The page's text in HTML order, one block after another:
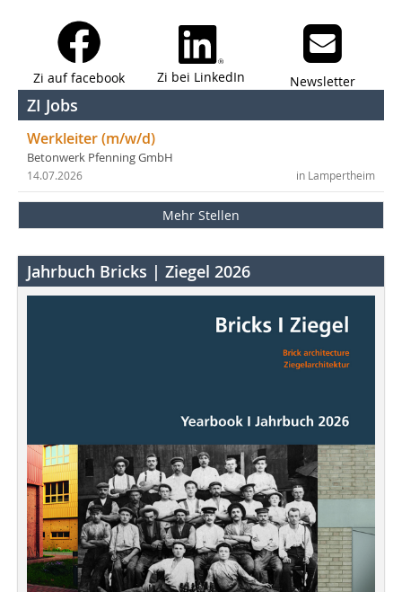
Zi auf facebook Zi bei LinkedIn Newsletter
ZI Jobs
Werkleiter (m/w/d)
Betonwerk Pfenning GmbH
in Lampertheim
14.07.2026
Mehr Stellen
Jahrbuch Bricks | Ziegel 2026